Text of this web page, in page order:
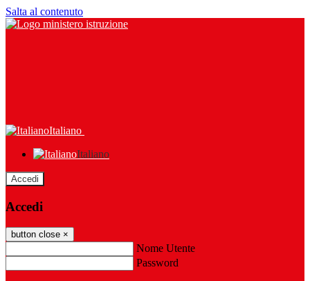
Salta al contenuto
Italiano
Italiano
Accedi
Accedi
button close ×
Nome Utente
Password